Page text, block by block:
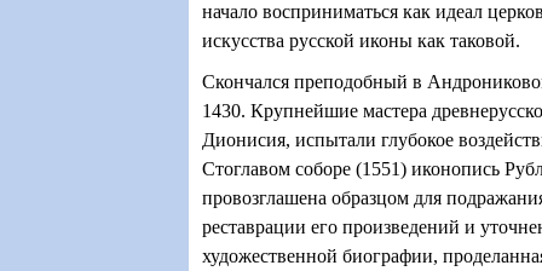
начало восприниматься как идеал
искусства русской иконы как таковой.
Скончался преподобный в
1430. Крупнейшие мастера
Дионисия, испытали глубокое
Стоглавом соборе (1551) иконопись
провозглашена образцом для
реставрации его произведений и
художественной биографии,